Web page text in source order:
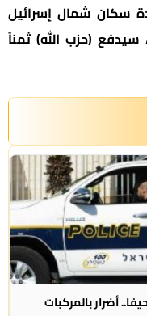
سكان شمال إسرائيل
(حزب الله) ثمناً
أضرار بالمركبات